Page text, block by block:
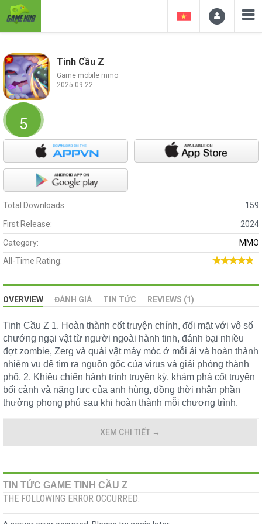
Tinh Cầu Z
Game mobile mmo
2025-09-22
5
Total Downloads:
159
First Release:
2024
Category:
MMO
All-Time Rating:
OVERVIEW ĐÁNH GIÁ TIN TỨC REVIEWS (1)
Tinh Cầu Z 1. Hoàn thành cốt truyện chính, đối mặt với vô số
chướng ngại vật từ người ngoài hành tinh, đánh bại nhiều
đợt zombie, Zerg và quái vật máy móc ở mỗi ải và hoàn thành
nhiệm vụ đê tìm ra nguồn gốc của virus và giải phóng thành
phố. 2. Khiêu chiến hành trình truyền kỳ, khám phá cốt truyện
bối cảnh và năng lực của anh hùng, đồng thời nhận phần
thưởng phong phú sau khi hoàn thành mỗi chương trình.
XEM CHI TIẾT →
TIN TỨC GAME TINH CẦU Z
THE FOLLOWING ERROR OCCURRED: